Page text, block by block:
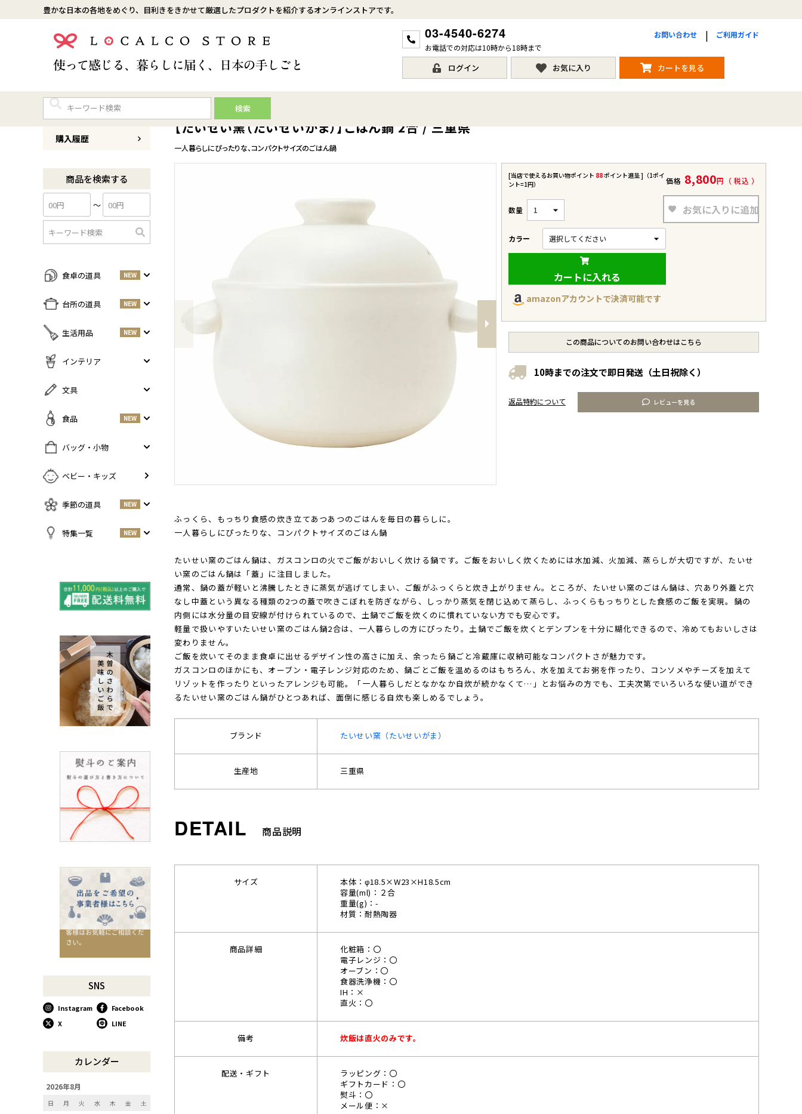
豊かな日本の各地をめぐり、目利きをきかせて厳選したプロダクトを紹介するオンラインストアです。
03-4540-6274
お電話での対応は10時から18時まで
お問い合わせ ご利用ガイド
ログイン お気に入り カートを見る
検索
購入履歴
商品を検索する
〜
検
食卓の道具 NEW
すべての商品をみる
丼・小鉢
グラス・タンブラー
NEW
トレイ・コースター・鍋しき
お弁当グッズ
ポット・鉄瓶
台所の道具 NEW
すべての商品をみる
鍋・フライパン
NEW
調理器具
保存容器
その他キッチンツール
生活用品 NEW
すべての商品をみる
美容ケア
NEW
インテリア
すべての商品をみる
香・ろうそく
文具
すべての商品をみる
PCアクセサリー
食品 NEW
すべての商品を見る
コーヒー NEW
NEW
バッグ・小物
すべての商品をみる
名刺入れ・カードケース
ベビー・キッズ
季節の道具 NEW
すべての商品をみる
秋
特集一覧 NEW
よくある質問〈ほうき
全般〉
NEW
方
棕櫚箒と江戸箒の違い NEW
江戸箒の特徴 NEW
棕櫚箒の特徴 NEW
箒で見直す暮らしの基
準
NEW
ノスタルジックな肥前びーど
SUSgalleryと過ごす至福の時
千切りピーラーで仕込んでみ
星座マグでくつろぎのひとと
コーヒーミルで格別な1杯を
味わう
行平鍋があればたいていのこ
とは大丈夫。
馬毛歯ブラシがオススメな理
お祝い事に欠かせない「ミニ
使い込んで育てる道具、卵焼
き鍋
リンゴのための魅せるナイフ
『pomme』
「毎日納豆を食べていま
てほしい山只華陶苑の納豆鉢
SNS
Instagram
Facebook
X
LINE
カレンダー
2026年8月
日 月 火 水 木 金
土
Previous
Next
一人暮らしにぴったりな、コンパクトサイズのごはん鍋
【たいせい窯（たいせいがま）】ごはん鍋 2合 / 三重県
[当店で使えるお買い物ポイント 88ポイント進呈 ]（1ポイ
ント=1円）
価格 8,800 税込
カラー
お気に入りに追加
カートに入れる
amazonアカウントで決済可能です
10時までの注文で即日発送（土日祝除く）
この商品についてのお問い合わせはこちら
レビューを見る
返品特約について
ふっくら、もっちり食感の炊き立てあつあつのごはんを毎日の暮らしに。
一人暮らしにぴったりな、コンパクトサイズのごはん鍋
たいせい窯のごはん鍋は、ガスコンロの火でご飯がおいしく炊ける鍋です。ご飯をおいしく炊くためには水加減、火加減、蒸らしが大切ですが、たいせ
い窯のごはん鍋は「蓋」に注目しました。
通常、鍋の蓋が軽いと沸騰したときに蒸気が逃げてしまい、ご飯がふっくらと炊き上がりません。ところが、たいせい窯のごはん鍋は、穴あり外蓋と穴
なし中蓋という異なる種類の2つの蓋で吹きこぼれを防ぎながら、しっかり蒸気を閉じ込めて蒸らし、ふっくらもっちりとした食感のご飯を実現。鍋の
内側には水分量の目安線が付けられているので、土鍋でご飯を炊くのに慣れていない方でも安心です。
軽量で扱いやすいたいせい窯のごはん鍋2合は、一人暮らしの方にぴったり。土鍋でご飯を炊くとデンプンを十分に糊化できるので、冷めてもおいしさは
変わりません。
ご飯を炊いてそのまま食卓に出せるデザイン性の高さに加え、余ったら鍋ごと冷蔵庫に収納可能なコンパクトさが魅力です。
ガスコンロのほかにも、オーブン・電子レンジ対応のため、鍋ごとご飯を温めるのはもちろん、水を加えてお粥を作ったり、コンソメやチーズを加えて
リゾットを作ったりといったアレンジも可能。「一人暮らしだとなかなか自炊が続かなくて…」とお悩みの方でも、工夫次第でいろいろな使い道ができ
るたいせい窯のごはん鍋がひとつあれば、面倒に感じる自炊も楽しめるでしょう。
ブランド たいせい窯（たいせいがま）
生産地 三重県
商品説明
サイズ
本体：φ18.5×W23×H18.5cm
容量(ml)：２合
重量(g)：-
材質：耐熱陶器
商品詳細
化粧箱：〇
電子レンジ：〇
オーブン：〇
食器洗浄機：〇
IH：×
直火：〇
備考 炊飯は直火のみです。
配送・ギフト
ラッピング：〇
ギフトカード：〇
熨斗：〇
メール便：×